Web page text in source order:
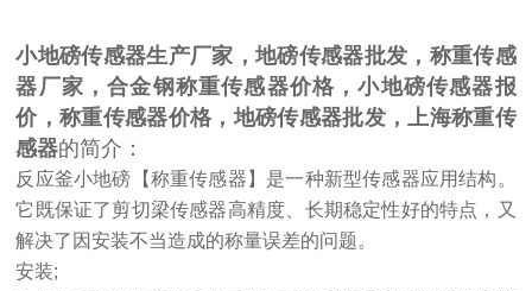
小地磅传感器生产厂家，地磅传感器批发，称重传感
器厂家，合金钢称重传感器价格，小地磅传感器报
价，称重传感器价格，地磅传感器批发，上海称重传
感器的简介：
反应釜小地磅【称重传感器】是一种新型传感器应用结构。
它既保证了剪切梁传感器高精度、长期稳定性好的特点，又
解决了因安装不当造成的称量误差的问题。
安装;